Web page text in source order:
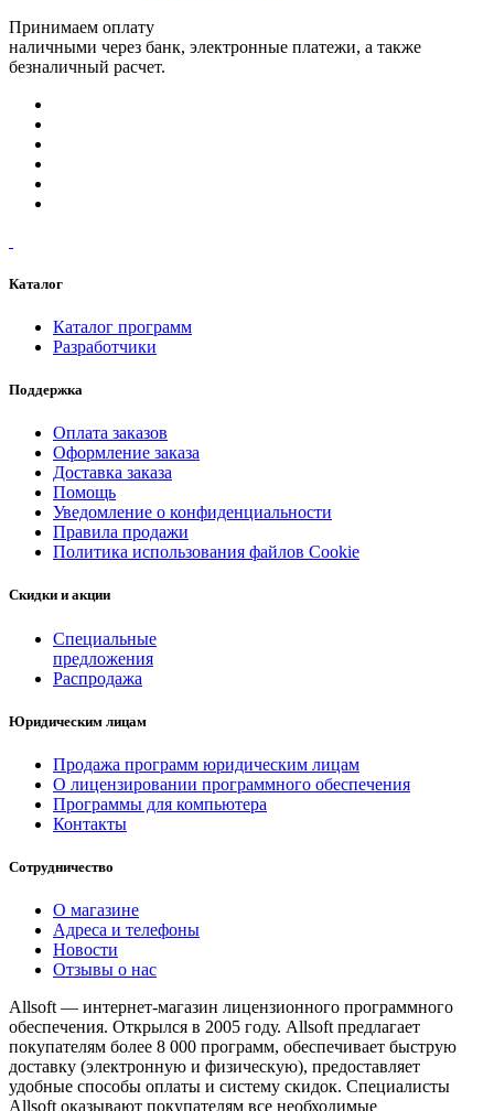
Принимаем оплату
наличными через банк, электронные платежи, а также
безналичный расчет.
Каталог
Каталог программ
Разработчики
Поддержка
Оплата заказов
Оформление заказа
Доставка заказа
Помощь
Уведомление о конфиденциальности
Правила продажи
Политика использования файлов Cookie
Скидки и акции
Специальные
предложения
Распродажа
Юридическим лицам
Продажа программ юридическим лицам
О лицензировании программного обеспечения
Программы для компьютера
Контакты
Сотрудничество
О магазине
Адреса и телефоны
Новости
Отзывы о нас
Allsoft — интернет-магазин лицензионного программного
обеспечения. Открылся в 2005 году. Allsoft предлагает
покупателям более 8 000 программ, обеспечивает быструю
доставку (электронную и физическую), предоставляет
удобные способы оплаты и систему скидок. Специалисты
Allsoft оказывают покупателям все необходимые